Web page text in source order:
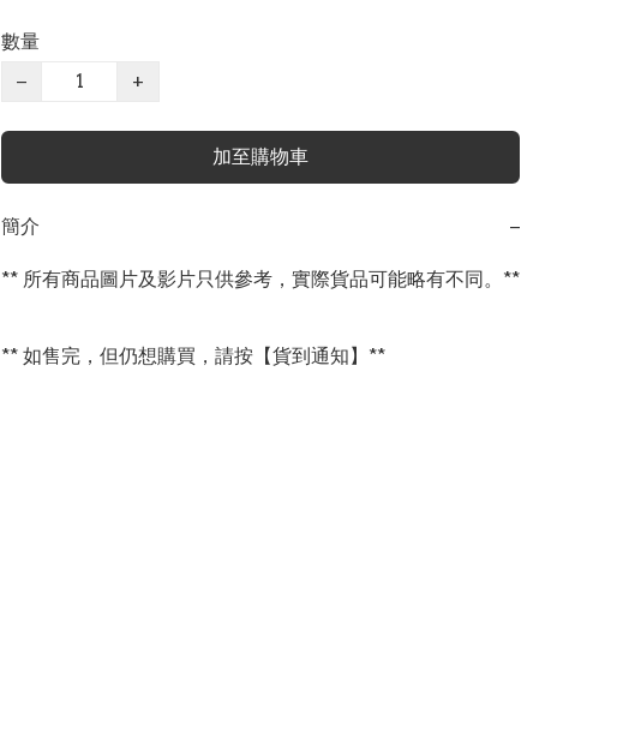
數量
−
+
加至購物車
簡介 −
** 所有商品圖片及影片只供參考，實際貨品可能略有不同。**
** 如售完，但仍想購買，請按【貨到通知】**